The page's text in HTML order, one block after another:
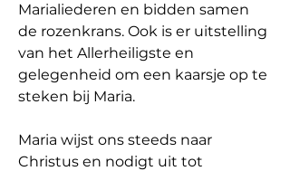
Marialiederen en bidden samen
de rozenkrans. Ook is er uitstelling
van het Allerheiligste en
gelegenheid om een kaarsje op te
steken bij Maria.
Maria wijst ons steeds naar
Christus en nodigt uit tot